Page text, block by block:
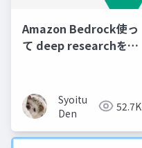
Amazon Bedrock使っ
て deep researchを実
Syoitu
Den
52.7K